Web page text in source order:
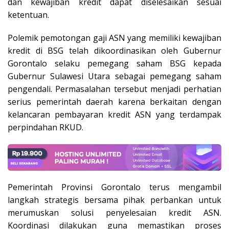
ketentuan.
Polemik pemotongan gaji ASN yang memiliki kewajiban
kredit di BSG telah dikoordinasikan oleh Gubernur
Gorontalo selaku pemegang saham BSG kepada
Gubernur Sulawesi Utara sebagai pemegang saham
pengendali. Permasalahan tersebut menjadi perhatian
serius pemerintah daerah karena berkaitan dengan
kelancaran pembayaran kredit ASN yang terdampak
perpindahan RKUD.
Pemerintah Provinsi Gorontalo terus mengambil
langkah strategis bersama pihak perbankan untuk
merumuskan solusi penyelesaian kredit ASN.
Koordinasi dilakukan guna memastikan proses